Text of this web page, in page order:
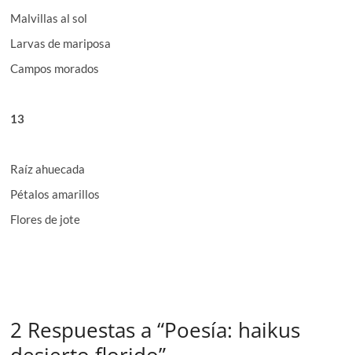
Malvillas al sol
Larvas de mariposa
Campos morados
13
Raíz ahuecada
Pétalos amarillos
Flores de jote
2 Respuestas a “Poesía: haikus